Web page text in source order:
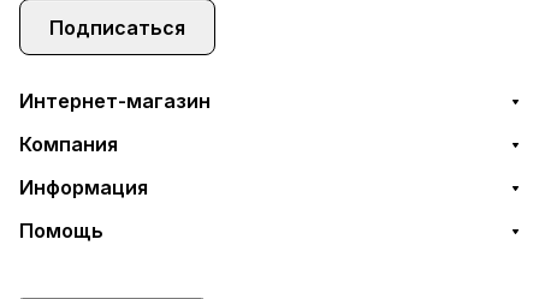
Подписаться
Интернет-магазин
Компания
Информация
Помощь